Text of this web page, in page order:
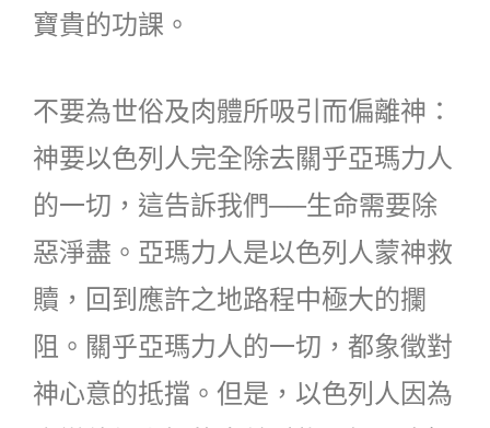
寶貴的功課。
不要為世俗及肉體所吸引而偏離神：
神要以色列人完全除去關乎亞瑪力人
的一切，這告訴我們──生命需要除
惡淨盡。亞瑪力人是以色列人蒙神救
贖，回到應許之地路程中極大的攔
阻。關乎亞瑪力人的一切，都象徵對
神心意的抵擋。但是，以色列人因為